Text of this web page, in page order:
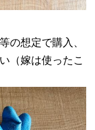
の想定で購入、
（嫁は使ったこ